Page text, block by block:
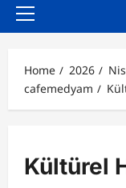
Primary
Home 2026
cafemedyam
Kültürel